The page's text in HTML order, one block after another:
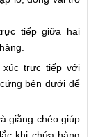
tiếp giữa hai
xúc trực tiếp với
bên dưới để
giằng chéo giúp